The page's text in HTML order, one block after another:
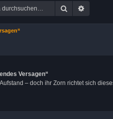
Suche
Versagen“
– doch ihr Zorn richtet sich